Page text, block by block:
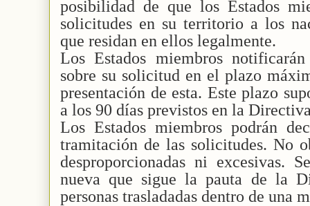
posibilidad de que los Estados
solicitudes en su territorio a los
que residan en ellos legalmente.
Los Estados miembros
sobre su solicitud en el plazo
presentación de esta. Este plazo
a los 90 días previstos en la
Los Estados miembros podrán
tramitación de las solicitudes. No
desproporcionadas ni excesivas.
nueva que sigue la pauta de la
personas trasladadas dentro de una